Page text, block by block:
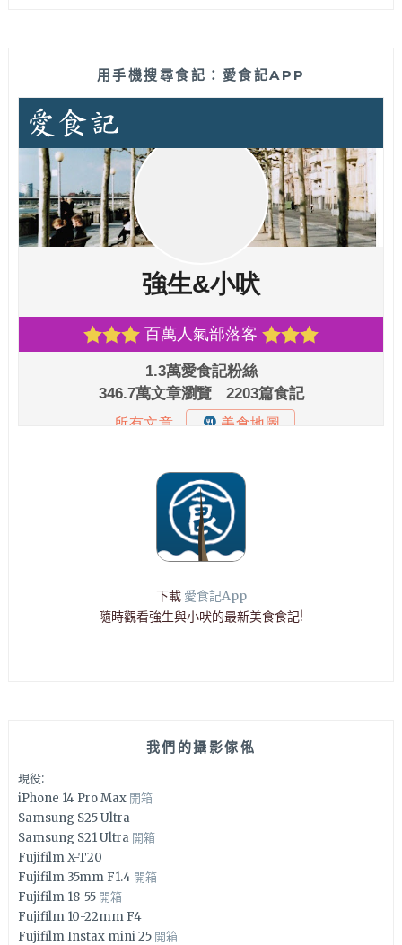
用手機搜尋食記：愛食記APP
下載 愛食記App
隨時觀看強生與小吠的最新美食食記!
我們的攝影傢俬
現役:
iPhone 14 Pro Max 開箱
Samsung S25 Ultra
Samsung S21 Ultra 開箱
Fujifilm X-T20
Fujifilm 35mm F1.4 開箱
Fujifilm 18-55 開箱
Fujifilm 10-22mm F4
Fujifilm Instax mini 25 開箱